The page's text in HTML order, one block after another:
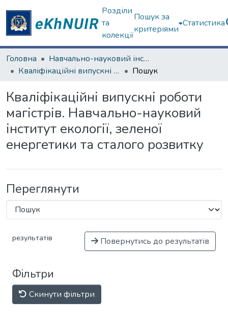
Розділи
та
колекції
Пошук за
критеріями
Статистика
Головна
Навчально-науковий інститут екології, зеленої енергетики та сталого розвитку
Кваліфікаційні випускні роботи магістрів. Навчально-науковий інститут екології, зеленої енергетики та сталого розвитку
Пошук
Кваліфікаційні випускні роботи
магістрів. Навчально-науковий
інститут екології, зеленої
енергетики та сталого розвитку
Переглянути
результатів Повернутись до результатів
Фільтри
Скинути фільтри